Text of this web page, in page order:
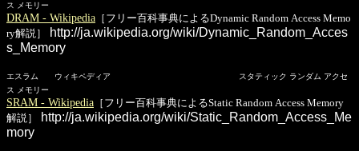
ス メモリー
DRAM - Wikipedia ［フリー百科事典によるDynamic Random Access Memo
ry解説］
http://ja.wikipedia.org/wiki/Dynamic_Random_Acces
s_Memory
エスラム ウィキペディア スタティック ランダム アクセ
ス メモリー
SRAM - Wikipedia ［フリー百科事典によるStatic Random Access Memory
解説］
http://ja.wikipedia.org/wiki/Static_Random_Access_Me
mory